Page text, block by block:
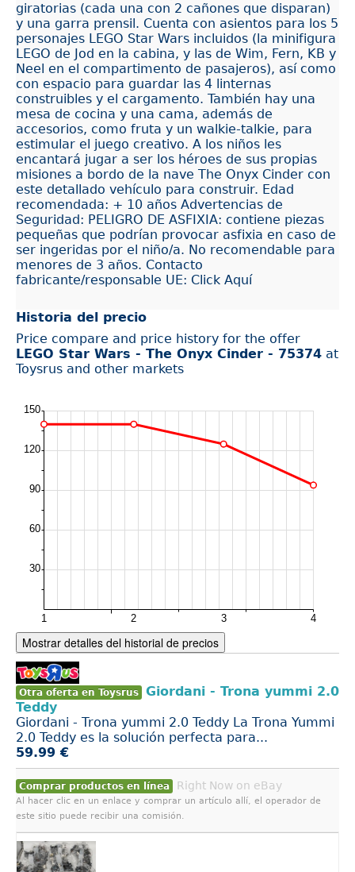
giratorias (cada una con 2 cañones que disparan)
y una garra prensil. Cuenta con asientos para los 5
personajes LEGO Star Wars incluidos (la minifigura
LEGO de Jod en la cabina, y las de Wim, Fern, KB y
Neel en el compartimento de pasajeros), así como
con espacio para guardar las 4 linternas
construibles y el cargamento. También hay una
mesa de cocina y una cama, además de
accesorios, como fruta y un walkie-talkie, para
estimular el juego creativo. A los niños les
encantará jugar a ser los héroes de sus propias
misiones a bordo de la nave The Onyx Cinder con
este detallado vehículo para construir. Edad
recomendada: + 10 años Advertencias de
Seguridad: PELIGRO DE ASFIXIA: contiene piezas
pequeñas que podrían provocar asfixia en caso de
ser ingeridas por el niño/a. No recomendable para
menores de 3 años. Contacto
fabricante/responsable UE: Click Aquí
Historia del precio
Price compare and price history for the offer
LEGO Star Wars - The Onyx Cinder - 75374 at
Toysrus and other markets
Mostrar detalles del historial de precios
Otra oferta en Toysrus
Giordani - Trona yummi 2.0
Teddy
Giordani - Trona yummi 2.0 Teddy La Trona Yummi
2.0 Teddy es la solución perfecta para...
59.99 €
Comprar productos en línea Right Now on eBay
Al hacer clic en un enlace y comprar un artículo allí, el operador de
este sitio puede recibir una comisión.